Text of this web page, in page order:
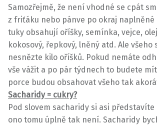
Samozřejmě, že není vhodné se cpát
z friťáku nebo pánve po okraj naplněné
tuky obsahují oříšky, semínka, vejce,
kokosový, řepkový, lněný atd. Ale všeho
nesnězte kilo oříšků. Pokud nemáte
vše vážit a po pár týdnech to budete mít
porce budou obsahovat všeho tak
Sacharidy = cukry?
Pod slovem sacharidy si asi představíte
ono tomu úplně tak není. Sacharidy